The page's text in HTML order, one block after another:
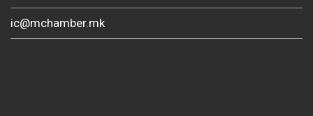
ic@mchamber.mk